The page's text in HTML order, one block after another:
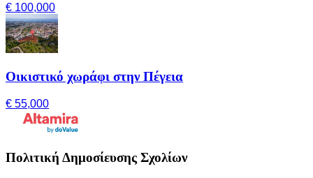
€ 100,000
Οικιστικό χωράφι στην Πέγεια
€ 55,000
Πολιτική Δημοσίευσης Σχολίων